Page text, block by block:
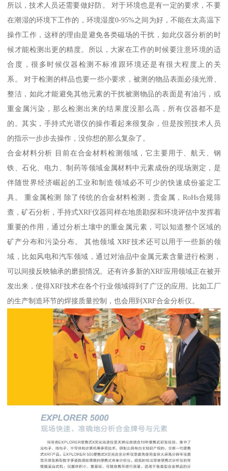
所以，技术人员还需要做好防。 对于环境也是有一定的要求，不要
在潮湿的环境下工作的，环境湿度0-95%之间为好，不能在太高温下
操作工作，这样的理由是避免各类磁场的干扰，如此仪器分析的时
候才能检测出更的精度。所以，大家在工作的时候要注意环境的适
合度，很多时候仪器检测不标准跟环境还是有很大程度上的关
系。 对于检测的样品也要一些小要求，被测的物品表面必须光滑、
整洁，如此才能避免其他元素的干扰被测物品的表面是有油污，或
重金属污染，那么检测出来的结果度没那么高，所有仪器都不是
的。其实，手持式光谱仪的操作看起来很复杂，但是按照技术人员
的指示一步步去操作，没你想的那么复杂了。
合金材料分析 目前在合金材料检测领域，它主要用于、航天、钢
铁、石化、电力、制药等领域金属材料中元素成份的现场测定，是
伴随世界经济崛起的工业和制造领域必不可少的快速成份鉴定工
具。 重金属检测 除了传统的合金材料检测，贵金属，RoHs合规筛
查，矿石分析，手持式XRF仪器同样在地质勘探和环境评估中发挥着
重要的作用，通过分析土壤中的重金属元素，可以知道整个区域的
矿产分布和污染分布。 其他领域 XRF技术还可以用于一些新的领
域，比如风电和汽车领域，通过对油品中金属元素含量进行检测，
可以间接反映轴承的磨损情况。还有许多新的XRF应用领域正在被开
发出来，使得XRF技术在各个行业领域得到了广泛的应用。比如工厂
的生产制造环节的焊接质量控制，也会用到XRF合金分析仪。